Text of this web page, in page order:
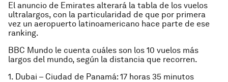
El anuncio de Emirates alterará la tabla de los vuelos
ultralargos, con la particularidad de que por primera
vez un aeropuerto latinoamericano hace parte de ese
ranking.
BBC Mundo le cuenta cuáles son los 10 vuelos más
largos del mundo, según la distancia que recorren.
1. Dubai – Ciudad de Panamá: 17 horas 35 minutos